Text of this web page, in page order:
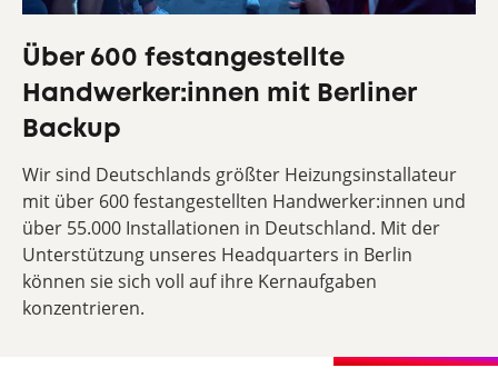
Über 600 festangestellte
Handwerker:innen mit Berliner
Backup
Wir sind Deutschlands größter Heizungsinstallateur
mit über 600 festangestellten Handwerker:innen und
über 55.000 Installationen in Deutschland. Mit der
Unterstützung unseres Headquarters in Berlin
können sie sich voll auf ihre Kernaufgaben
konzentrieren.